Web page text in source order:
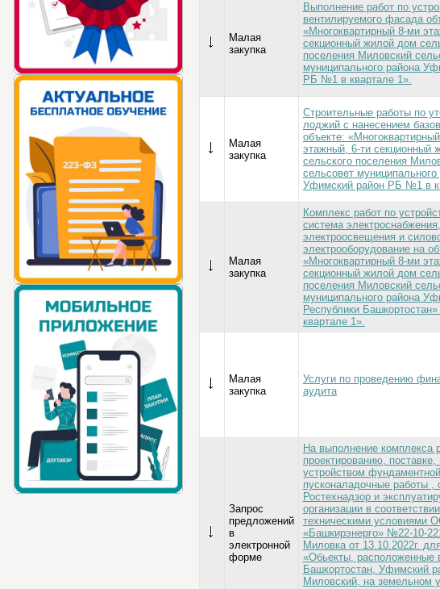
Малая
закупка
Выполнение работ по
вентилируемого фасада
«Многоквартирный 8-ми
секционный жилой дом
поселения Миловский
муниципального района
РБ №1 в квартале 1».
Малая
закупка
Строительные работы по
лоджий с нанесением
объекте:
этажный, 6-ти секционный
сельского поселения
сельсовет муниципального
Уфимский район РБ №1 в
Малая
закупка
Комплекс работ по
система электроснабжения,
электроосвещения и
электрооборудование на
«Многоквартирный 8-ми
секционный жилой дом
поселения Миловский
муниципального района
Республики
квартале 1».
Малая
закупка
Услуги по проведению
аудита
Запрос
предложений
в
электронной
форме
На выполнение комплекса
проектированию,
устройством
пусконаладочные работы ,
Ростехнадзор и
организации в
техническими условиями
«Башкирэнерго» №22-10-
Миловка от 13.10.2022г.
«Обьекты, расположенные
Башкортостан, Уфимский
Миловский, на земельном